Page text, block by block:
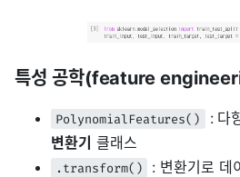
특성 공학(feature
PolynomialFeatures()
: 다
변환기 클래스
.transform()
: 변환기로 데